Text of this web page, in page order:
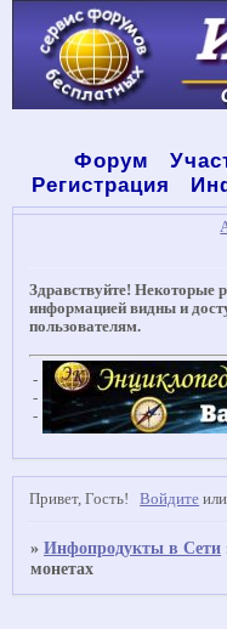
Форум
Регистрация
Здравствуйте! Некоторые
информацией видны и
пользователям.
-
-
-
Привет, Гость! Войдите
»Инфопродукты в Сети
монетах